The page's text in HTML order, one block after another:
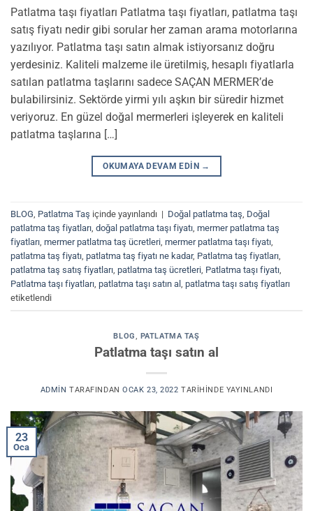
Patlatma taşı fiyatları Patlatma taşı fiyatları, patlatma taşı
satış fiyatı nedir gibi sorular her zaman arama motorlarına
yazılıyor. Patlatma taşı satın almak istiyorsanız doğru
yerdesiniz. Kaliteli malzeme ile üretilmiş, hesaplı fiyatlarla
satılan patlatma taşlarını sadece SAÇAN MERMER’de
bulabilirsiniz. Sektörde yirmi yılı aşkın bir süredir hizmet
veriyoruz. En güzel doğal mermerleri işleyerek en kaliteli
patlatma taşlarına […]
OKUMAYA DEVAM EDIN →
BLOG Patlatma Taş içinde yayınlandı | Doğal patlatma taş Doğal
patlatma taş fiyatları doğal patlatma taşı fiyatı mermer patlatma taş
fiyatları mermer patlatma taş ücretleri mermer patlatma taşı fiyatı
patlatma taş fiyatı patlatma taş fiyatı ne kadar, Patlatma taş fiyatları
patlatma taş satış fiyatları patlatma taş ücretleri Patlatma taşı fiyatı
Patlatma taşı fiyatları patlatma taşı satın al
patlatma taşı satış fiyatları
etiketlendi
BLOG, PATLATMA TAŞ
Patlatma taşı satın al
ADMIN TARAFINDAN OCAK 23, 2022 TARIHINDE YAYINLANDI
23
Oca